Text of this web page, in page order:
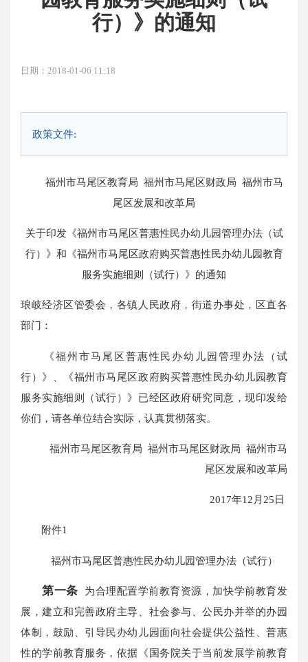
行）》的通知
日期：2018-01-06 11:18
政策文件:
福州市马尾区教育局 福州市马尾区财政局 福州市马
尾区发展和改革局
关于印发《福州市马尾区普惠性民办幼儿园管理办法（试
行）》和《福州市马尾区政府购买普惠性民办幼儿园教育
服务实施细则（试行）》的通知
琅岐经济区管委会，各镇人民政府，街道办事处，区直各
部门：
《福州市马尾区普惠性民办幼儿园管理办法（试
行）》、《福州市马尾区政府购买普惠性民办幼儿园教育
服务实施细则（试行）》已经区政府研究同意，现印发给
你们，请各单位结合实际，认真贯彻落实。
福州市马尾区教育局 福州市马尾区财政局 福州市马
尾区发展和改革局
2017年12月25日
附件1
福州市马尾区普惠性民办幼儿园管理办法（试行）
第一条 为合理配置学前教育资源，加快学前教育发
展，建立和完善政府主导、社会参与、公民办并举的办园
体制，鼓励、引导民办幼儿园面向社会提供公益性、普惠
性的学前教育服务，依据《国务院关于当前发展学前教育